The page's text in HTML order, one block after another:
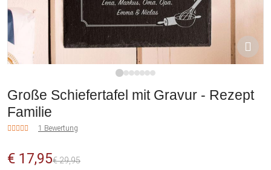
Große Schiefertafel mit Gravur - Rezept
Familie
1 Bewertung
€ 17,95€ 29,95